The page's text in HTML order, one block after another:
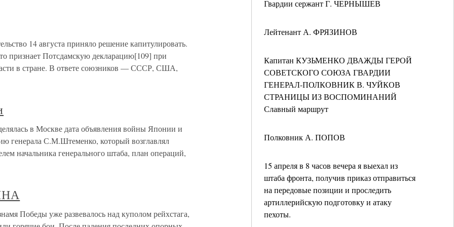
Гвардии сержант Г. ЧЕРНЫШЕВ
Лейтенант А. ФРЯЗИНОВ
Капитан КУЗЬМЕНКО ДВАЖДЫ ГЕРОЙ
СОВЕТСКОГО СОЮЗА ГВАРДИИ
ГЕНЕРАЛ-ПОЛКОВНИК В. ЧУЙКОВ
СТРАНИЦЫ ИЗ ВОСПОМИНАНИЙ
Славный маршрут
Полковник А. ПОПОВ
15 апреля в 8 часов вечера я выехал из
штаба фронта, получив приказ отправиться
на передовые позиции и проследить
артиллерийскую подготовку и атаку
пехоты.
14 августа приняло решение капитулировать.
признает Потсдамскую декларацию[109] при
в стране. В ответе союзников — СССР, США,
в Москве дата объявления войны Японии и
генерала С.М.Штеменко, который возглавлял
начальника генерального штаба, план операций,
уже развевалось над куполом рейхстага,